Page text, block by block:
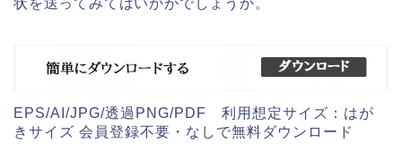
EPS/AI/JPG/透過PNG/PDF 利用想定サイズ：はが
きサイズ 会員登録不要・なしで無料ダウンロード